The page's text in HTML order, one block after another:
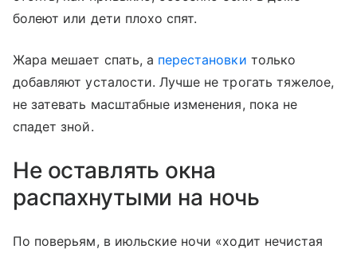
болеют или дети плохо спят.
Жара мешает спать, а перестановки только
добавляют усталости. Лучше не трогать тяжелое,
не затевать масштабные изменения, пока не
спадет зной.
Не оставлять окна
распахнутыми на ночь
По поверьям, в июльские ночи «ходит нечистая